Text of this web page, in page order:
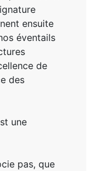
ensuite
éventails
de
des
une
pas, que